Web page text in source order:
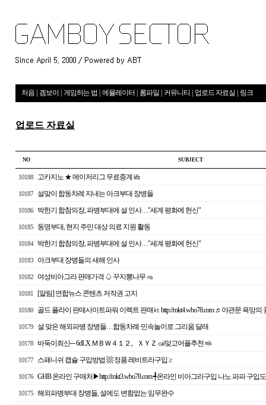
처음 겜보이 게임하는 법 에뮬레이터 롬파일 커뮤니티 업로드 자료실 링크
업로드 자료실
NO S U B J E C T
10188 고카지노 ★ 메이저리그 무료중계 ㎑
10187 설맞이 합동차례 지내는 아크부대 장병들
10186 박한기 합참의장, 파병부대에 설 인사…"세계 평화에 헌신"
10185 동명부대, 현지 주민 대상 의료 지원 활동
10184 박한기 합참의장, 파병부대에 설 인사…"세계 평화에 헌신"
10183 아크부대 장병들의 새해 인사
10182 여성비아그라 판매가격 ♤ 꾸지뽕나무 ㎱
10181 [알림] 연합뉴스 콘텐츠 저작권 고지
10180 골드 플라이 판매사이트파워 이렉트 판매㏏ http://mkt4.wbo78.com ♬야관문 욕망
10179 설 맞은 해외파병 장병들…합동차례·민속놀이로 그리움 달래
10178 바둑이최신─ 6dLX.ＭＢＷ４１２。ＸＹＺ ㎈맞고어플추천 ㎧
10177 스패니쉬 캡슐 구입방법 ▩ 정품 레비트라구입 ≥
10176 GHB 온라인 구매처▶http://mkt3.wbo78.com ╃온라인 비아그라구입 나노 파파 구
10175 해외파병부대 장병들, 설에도 변함없는 임무완수